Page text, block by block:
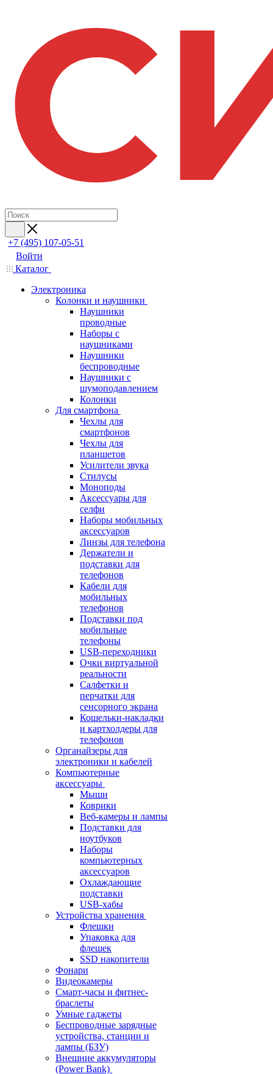
+7 (495) 107-05-51
Войти
Каталог
Электроника
Колонки и наушники
Наушники
проводные
Наборы с
наушниками
Наушники
беспроводные
Наушники с
шумоподавлением
Колонки
Для смартфона
Чехлы для
смартфонов
Чехлы для
планшетов
Усилители звука
Стилусы
Моноподы
Аксессуары для
селфи
Наборы мобильных
аксессуаров
Линзы для телефона
Держатели и
подставки для
телефонов
Кабели для
мобильных
телефонов
Подставки под
мобильные
телефоны
USB-переходники
Очки виртуальной
реальности
Салфетки и
перчатки для
сенсорного экрана
Кошельки-накладки
и картхолдеры для
телефонов
Органайзеры для
электроники и кабелей
Компьютерные
аксессуары
Мыши
Коврики
Веб-камеры и лампы
Подставки для
ноутбуков
Наборы
компьютерных
аксессуаров
Охлаждающие
подставки
USB-хабы
Устройства хранения
Флешки
Упаковка для
флешек
SSD накопители
Фонари
Видеокамеры
Смарт-часы и фитнес-
браслеты
Умные гаджеты
Беспроводные зарядные
устройства, станции и
лампы (БЗУ)
Внешние аккумуляторы
(Power Bank)